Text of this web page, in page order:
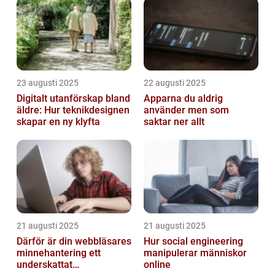
23 augusti 2025
Digitalt utanförskap bland
äldre: Hur teknikdesignen
skapar en ny klyfta
22 augusti 2025
Apparna du aldrig
använder men som
saktar ner allt
21 augusti 2025
Därför är din webbläsares
minnehantering ett
underskattat
21 augusti 2025
Hur social engineering
manipulerar människor
online